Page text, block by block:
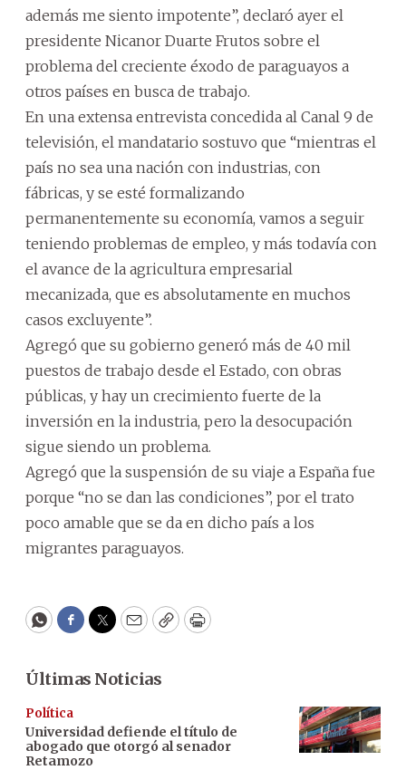
además me siento impotente”, declaró ayer el
presidente Nicanor Duarte Frutos sobre el
problema del creciente éxodo de paraguayos a
otros países en busca de trabajo.
En una extensa entrevista concedida al Canal 9 de
televisión, el mandatario sostuvo que “mientras el
país no sea una nación con industrias, con
fábricas, y se esté formalizando
permanentemente su economía, vamos a seguir
teniendo problemas de empleo, y más todavía con
el avance de la agricultura empresarial
mecanizada, que es absolutamente en muchos
casos excluyente”.
Agregó que su gobierno generó más de 40 mil
puestos de trabajo desde el Estado, con obras
públicas, y hay un crecimiento fuerte de la
inversión en la industria, pero la desocupación
sigue siendo un problema.
Agregó que la suspensión de su viaje a España fue
porque “no se dan las condiciones”, por el trato
poco amable que se da en dicho país a los
migrantes paraguayos.
WhatsApp
Facebook
Twitter
EmailCopyPrint
Últimas Noticias
Política
Universidad defiende el título de
abogado que otorgó al senador
Retamozo